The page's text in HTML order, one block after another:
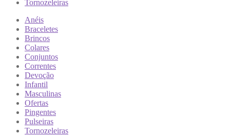
Tornozeleiras
Anéis
Braceletes
Brincos
Colares
Conjuntos
Correntes
Devoção
Infantil
Masculinas
Ofertas
Pingentes
Pulseiras
Tornozeleiras